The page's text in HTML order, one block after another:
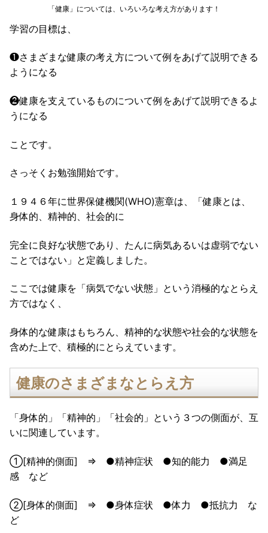
「健康」については、いろいろな考え方があります！
学習の目標は、
❶さまざまな健康の考え方について例をあげて説明できる
ようになる
❷健康を支えているものについて例をあげて説明できるよ
うになる
ことです。
さっそくお勉強開始です。
１９４６年に世界保健機関(WHO)憲章は、「健康とは、
身体的、精神的、社会的に
完全に良好な状態であり、たんに病気あるいは虚弱でない
ことではない」と定義しました。
ここでは健康を「病気でない状態」という消極的なとらえ
方ではなく、
身体的な健康はもちろん、精神的な状態や社会的な状態を
含めた上で、積極的にとらえています。
健康のさまざまなとらえ方
「身体的」「精神的」「社会的」という３つの側面が、互
いに関連しています。
➀[精神的側面] ⇒ ●精神症状 ●知的能力 ●満足
感 など
②[身体的側面] ⇒ ●身体症状 ●体力 ●抵抗力 な
ど